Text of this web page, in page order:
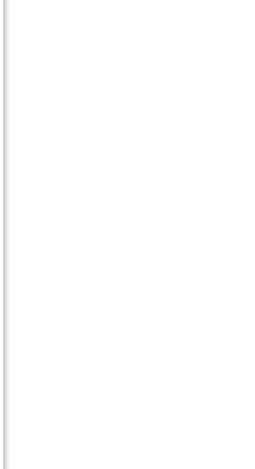
2019
2019
2019
2019
2019
2019
2019
2019
2019
2019
2019